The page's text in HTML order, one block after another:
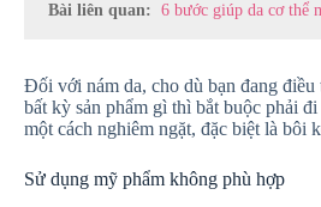
Bài liên quan: 6 bước giúp da cơ thể
Đối với nám da, cho dù bạn đang
bất kỳ sản phẩm gì thì bắt buộc phải
một cách nghiêm ngặt, đặc biệt là bôi
Sử dụng mỹ phẩm không phù hợp